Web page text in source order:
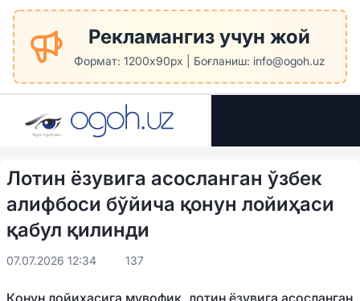
Рекламангиз учун жой
Формат: 1200x90px | Боғланиш: info@ogoh.uz
Лотин ёзувига асосланган ўзбек
алифбоси бўйича қонун лойиҳаси
қабул қилинди
07.07.2026 12:34 137
Қонун лойиҳасига мувофиқ, лотин ёзувига асосланган